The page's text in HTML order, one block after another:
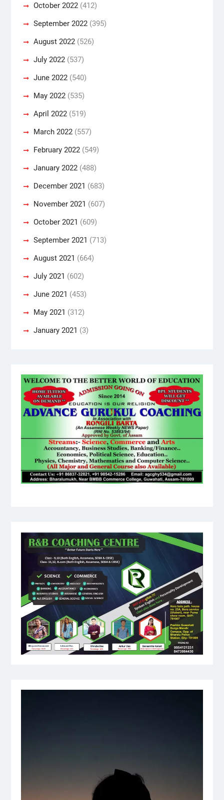
October 2022(412)
September 2022(395)
August 2022(526)
July 2022(537)
June 2022(540)
May 2022(535)
April 2022(519)
March 2022(557)
February 2022(549)
January 2022(488)
December 2021 (683)
November 2021 (607)
October 2021 (609)
September 2021 (713)
August 2021 (664)
July 2021 (602)
June 2021 (453)
May 2021 (312)
January 2021 (3)